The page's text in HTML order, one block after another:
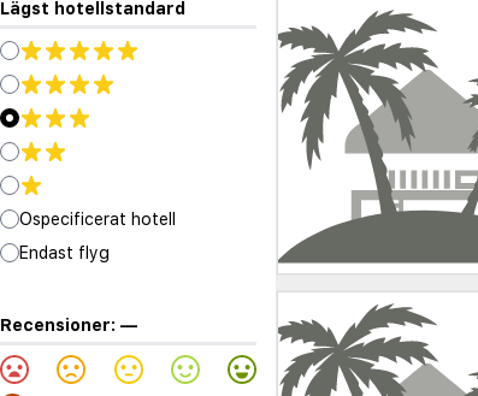
Lägst hotellstandard
Ospecificerat hotell
Endast flyg
Recensioner: —